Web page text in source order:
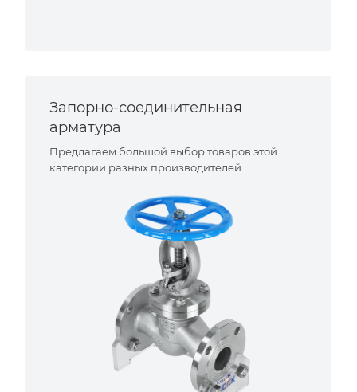
Запорно-соединительная
арматура
Предлагаем большой выбор товаров этой
категории разных производителей.